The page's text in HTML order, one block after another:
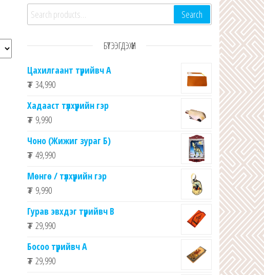
Search for: Search
БҮТЭЭГДЭХҮҮН
Цахилгаант түрийвч А
₮ 34,990
Хадааст түлхүүрийн гэр
₮ 9,990
Чоно (Жижиг зураг Б)
₮ 49,990
Мөнгө / түлхүүрийн гэр
₮ 9,990
Гурав эвхдэг түрийвч B
₮ 29,990
Босоо түрийвч A
₮ 29,990